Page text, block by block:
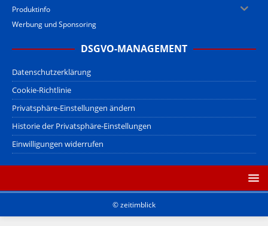
Produktinfo
Werbung und Sponsoring
DSGVO-MANAGEMENT
Datenschutzerklärung
Cookie-Richtlinie
Privatsphäre-Einstellungen ändern
Historie der Privatsphäre-Einstellungen
Einwilligungen widerrufen
© zeitimblick